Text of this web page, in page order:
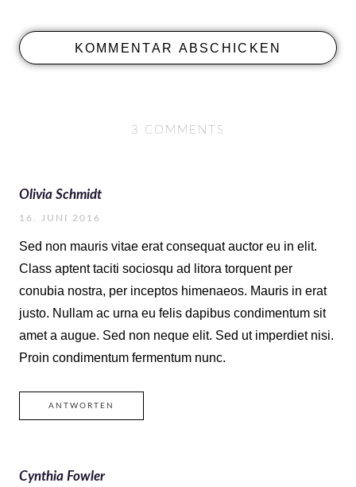
3 COMMENTS
Olivia Schmidt
16. JUNI 2016
Sed non mauris vitae erat consequat auctor eu in elit.
Class aptent taciti sociosqu ad litora torquent per
conubia nostra, per inceptos himenaeos. Mauris in erat
justo. Nullam ac urna eu felis dapibus condimentum sit
amet a augue. Sed non neque elit. Sed ut imperdiet nisi.
Proin condimentum fermentum nunc.
ANTWORTEN
Cynthia Fowler